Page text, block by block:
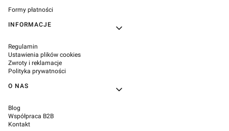
Formy płatności
INFORMACJE
Regulamin
Ustawienia plików cookies
Zwroty i reklamacje
Polityka prywatności
O NAS
Blog
Współpraca B2B
Kontakt